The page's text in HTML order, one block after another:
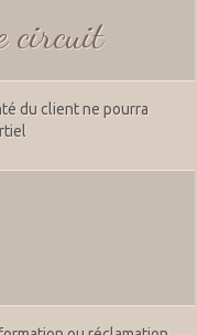
circuit
du client ne pourra